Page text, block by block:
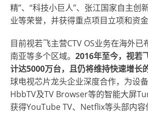
精”、“科技小巨人”、张江国家自主创
业等荣誉，并获得重点项目立项和资金
目前视若飞主营CTV OS业务在海外已
南亚等多个区域。 2016年至今，视若
计达5000万台，且仍将维持快速增长
球电视芯片龙头企业深度合作，为设
HbbTV及TV Browser等的智能大屏
获得YouTube TV、Netflix等头部内容